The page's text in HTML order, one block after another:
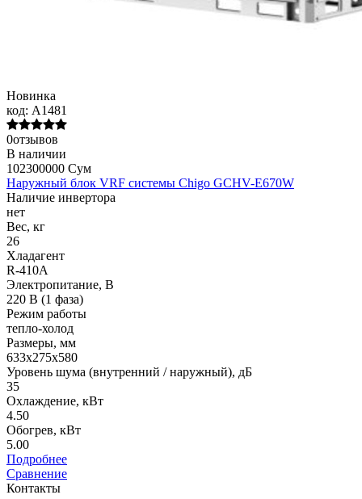
Новинка
код: A1481
0отзывов
В наличии
102300000 Сум
Наружный блок VRF системы Chigo GCHV-E670W
Наличие инвертора
нет
Вес, кг
26
Хладагент
R-410A
Электропитание, В
220 В (1 фаза)
Режим работы
тепло-холод
Размеры, мм
633х275х580
Уровень шума (внутренний / наружный), дБ
35
Охлаждение, кВт
4.50
Обогрев, кВт
5.00
Подробнее
Сравнение
Контакты